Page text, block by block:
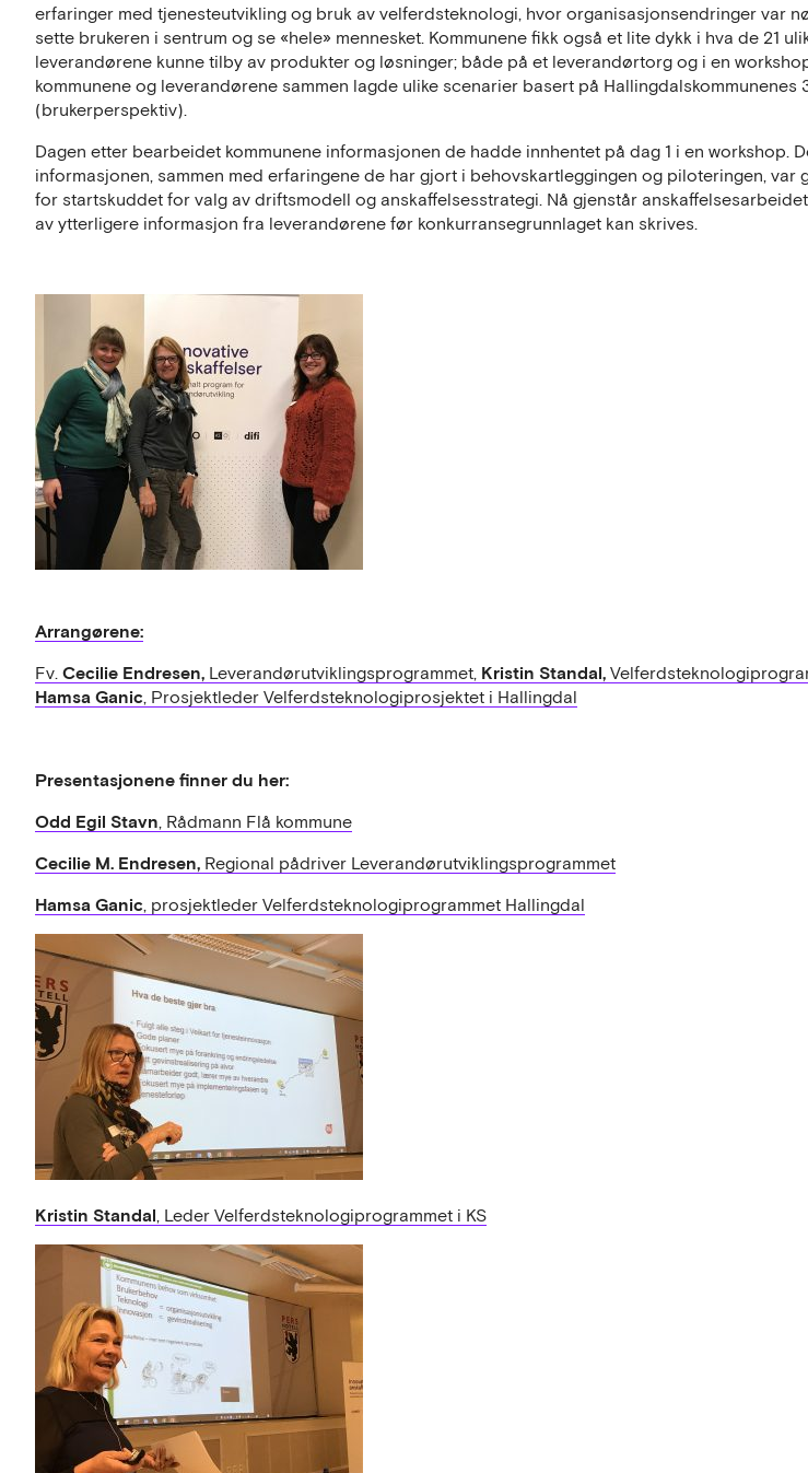
erfaringer med tjenesteutvikling og bruk av velferdsteknologi, hvor organisasjonsendringer var
sette brukeren i sentrum og se «hele» mennesket. Kommunene fikk også et lite dykk i hva de 21
leverandørene kunne tilby av produkter og løsninger; både på et leverandørtorg og i en
kommunene og leverandørene sammen lagde ulike scenarier basert på Hallingdalskommunenes
(brukerperspektiv).
Dagen etter bearbeidet kommunene informasjonen de hadde innhentet på dag 1 i en workshop.
informasjonen, sammen med erfaringene de har gjort i behovskartleggingen og piloteringen, var
for startskuddet for valg av driftsmodell og anskaffelsesstrategi. Nå gjenstår
av ytterligere informasjon fra leverandørene før konkurransegrunnlaget kan skrives.
Arrangørene:
Fv. Cecilie Endresen, Leverandørutviklingsprogrammet, Kristin Standal,
Hamsa Ganic, Prosjektleder Velferdsteknologiprosjektet i Hallingdal
Presentasjonene finner du her:
Odd Egil Stavn, Rådmann Flå kommune
Cecilie M. Endresen, Regional pådriver Leverandørutviklingsprogrammet
Hamsa Ganic, prosjektleder Velferdsteknologiprogrammet Hallingdal
Kristin Standal, Leder Velferdsteknologiprogrammet i KS